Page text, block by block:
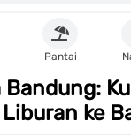
Pantai
ke